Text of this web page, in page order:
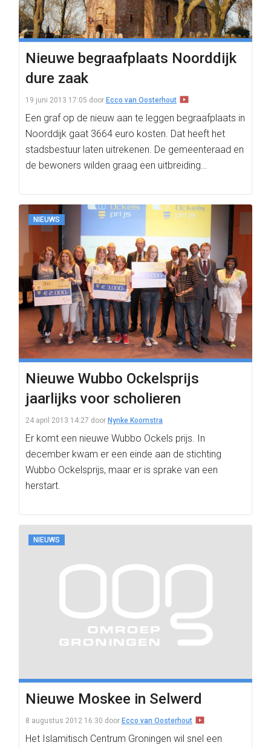
Nieuwe begraafplaats Noorddijk
dure zaak
19 juni 2013 17:05 door Ecco van Oosterhout
Een graf op de nieuw aan te leggen begraafplaats in
Noorddijk gaat 3664 euro kosten. Dat heeft het
stadsbestuur laten uitrekenen. De gemeenteraad en
de bewoners wilden graag een uitbreiding…
NIEUWS
Nieuwe Wubbo Ockelsprijs
jaarlijks voor scholieren
24 april 2013 14:27 door Nynke Koornstra
Er komt een nieuwe Wubbo Ockels prijs. In
december kwam er een einde aan de stichting
Wubbo Ockelsprijs, maar er is sprake van een
herstart.
NIEUWS
Nieuwe Moskee in Selwerd
8 augustus 2012 16:30 door Ecco van Oosterhout
Het Islamitisch Centrum Groningen wil snel een